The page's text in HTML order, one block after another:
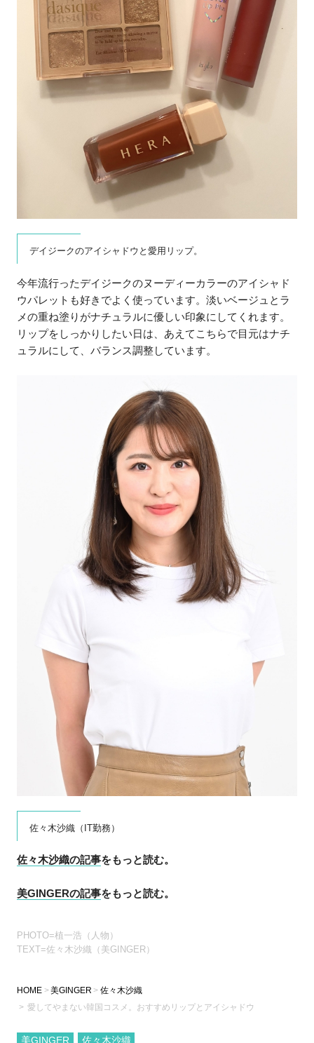
デイジークのアイシャドウと愛用リップ。
今年流行ったデイジークのヌーディーカラーのアイシャド
ウパレットも好きでよく使っています。淡いベージュとラ
メの重ね塗りがナチュラルに優しい印象にしてくれます。
リップをしっかりしたい日は、あえてこちらで目元はナチ
ュラルにして、バランス調整しています。
佐々木沙織（IT勤務）
佐々木沙織の記事をもっと読む。
美GINGERの記事をもっと読む。
PHOTO=植一浩（人物）
TEXT=佐々木沙織（美GINGER）
HOME 美GINGER
佐々木沙織
愛してやまない韓国コスメ。おすすめリップとアイシャドウ
美GINGER 佐々木沙織